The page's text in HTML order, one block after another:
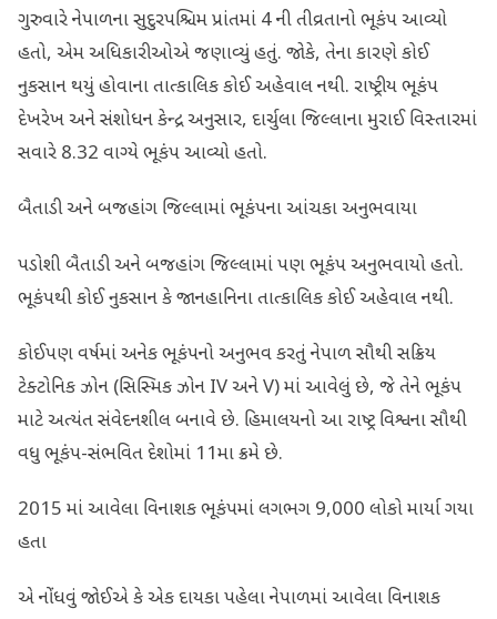
ગુરુવારે નેપાળના સુદુરપશ્ચિમ પ્રાંતમાં 4 ની તીવ્રતાનો ભૂકંપ આવ્યો
હતો, એમ અધિકારીઓએ જણાવ્યું હતું. જોકે, તેના કારણે કોઈ
નુકસાન થયું હોવાના તાત્કાલિક કોઈ અહેવાલ નથી. રાષ્ટ્રીય ભૂકંપ
દેખરેખ અને સંશોધન કેન્દ્ર અનુસાર, દાર્ચુલા જિલ્લાના મુરાઈ વિસ્તારમાં
સવારે 8.32 વાગ્યે ભૂકંપ આવ્યો હતો.
બૈતાડી અને બજહાંગ જિલ્લામાં ભૂકંપના આંચકા અનુભવાયા
પડોશી બૈતાડી અને બજહાંગ જિલ્લામાં પણ ભૂકંપ અનુભવાયો હતો.
ભૂકંપથી કોઈ નુકસાન કે જાનહાનિના તાત્કાલિક કોઈ અહેવાલ નથી.
કોઈપણ વર્ષમાં અનેક ભૂકંપનો અનુભવ કરતું નેપાળ સૌથી સક્રિય
ટેક્ટોનિક ઝોન (સિસ્મિક ઝોન IV અને V) માં આવેલું છે, જે તેને ભૂકંપ
માટે અત્યંત સંવેદનશીલ બનાવે છે. હિમાલયનો આ રાષ્ટ્ર વિશ્વના સૌથી
વધુ ભૂકંપ-સંભવિત દેશોમાં 11મા ક્રમે છે.
2015 માં આવેલા વિનાશક ભૂકંપમાં લગભગ 9,000 લોકો માર્યા ગયા
હતા
એ નોંધવું જોઈએ કે એક દાયકા પહેલા નેપાળમાં આવેલા વિનાશક